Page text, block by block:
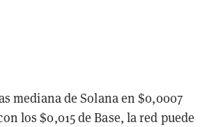
mediana de Solana en $0,0007
los $0,015 de Base, la red puede